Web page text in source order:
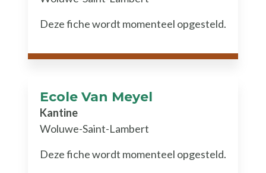
Deze fiche wordt momenteel opgesteld.
Ecole Van Meyel
Kantine
Woluwe-Saint-Lambert
Deze fiche wordt momenteel opgesteld.